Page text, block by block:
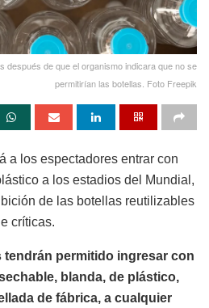
después de que el organismo indicara que no se
permitirían las botellas. Foto Freepik
a los espectadores entrar con
a los estadios del Mundial,
de las botellas reutilizables
críticas.
tendrán permitido ingresar con
blanda, de plástico,
de fábrica, a cualquier